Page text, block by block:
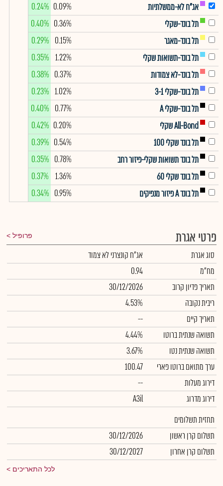
אג"ח לא-ממשלתיות
0.09%
0.24%
תל בונד-שקלי
0.36%
0.40%
תל בונד-מאגר
0.15%
0.29%
תל בונד-תשואות שקלי
1.22%
0.35%
תל בונד-לא צמודות
0.37%
0.38%
תל בונד-שקלי 3-1
1.02%
0.23%
תל בונד-שקלי A
0.77%
0.40%
All-Bond שקלי
0.20%
0.42%
תל בונד שקלי 100
0.54%
0.39%
תל בונד תשואות שקלי-פיזור רחב
0.78%
0.35%
תל בונד שקלי 60
1.36%
0.37%
תל בונד A פיזור מנפיקים
0.95%
0.34%
פרטי אגרת פרופיל
סוג אגרת
אג"ח קונצרני לא צמוד
מח"מ
0.94
תאריך פדיון קרוב
30/12/2026
ריבית נקובה
4.53%
תאריך קיים
--
תשואה שנתית ברוטו
4.44%
תשואה שנתית נטו
3.67%
ערך מתואם ברוטו פארי
100.47
דירוג מעלות
--
דירוג מדרוג
A3il
תחזית תשלומים
תשלום קרן ראשון
30/12/2026
תשלום קרן אחרון
30/12/2027
לכל התאריכים